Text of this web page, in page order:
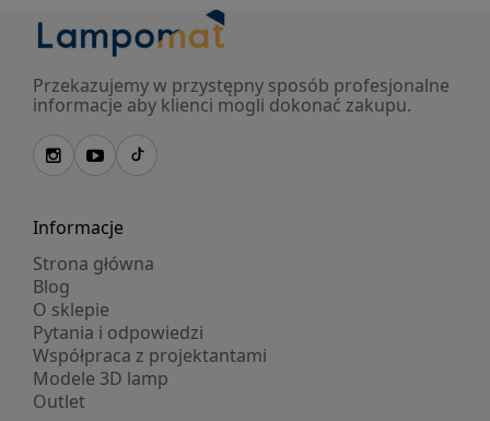
Przekazujemy w przystępny sposób profesjonalne
informacje aby klienci mogli dokonać zakupu.
Informacje
Strona główna
Blog
O sklepie
Pytania i odpowiedzi
Współpraca z projektantami
Modele 3D lamp
Outlet